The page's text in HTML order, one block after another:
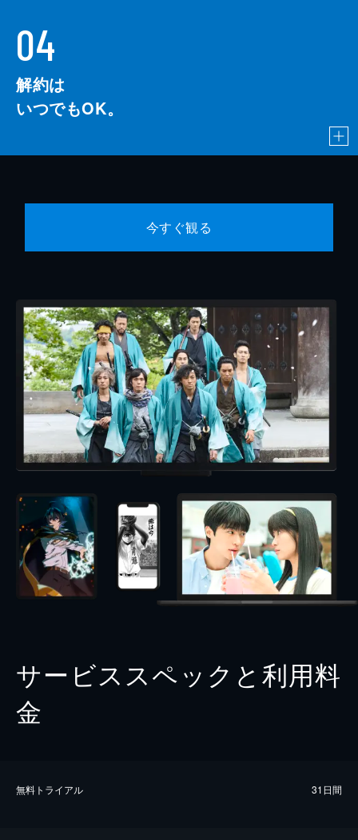
04
解約は
いつでもOK。
今すぐ観る
サービススペックと利用料
金
無料トライアル 31日間